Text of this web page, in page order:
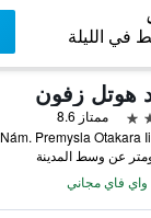
في الليلة
هوتل زفون
ممتاز 8.6
واي فاي مجاني